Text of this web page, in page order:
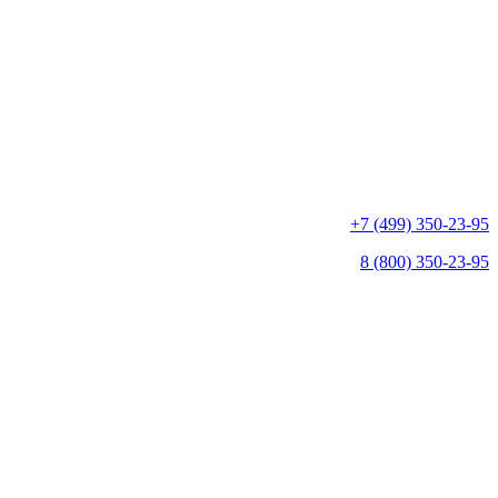
+7 (499) 350-23-95
8 (800) 350-23-95